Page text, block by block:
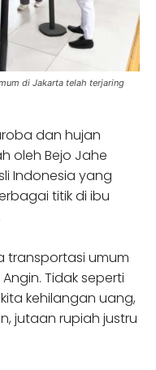
di Jakarta telah terjaring
dan hujan
oleh Bejo Jahe
Indonesia yang
titik di ibu
transportasi umum
Tidak seperti
kehilangan uang,
jutaan rupiah justru